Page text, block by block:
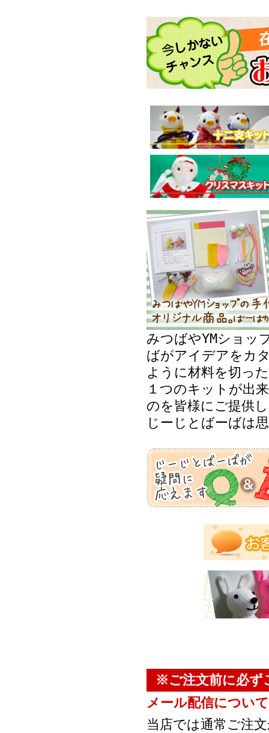
みつばやYMショッ
ばがアイデアをカ
ように材料を切っ
１つのキットが出
のを皆様にご提供
じーじとばーばは
※ご注文前に必ず
メール配信につい
当店では通常ご注